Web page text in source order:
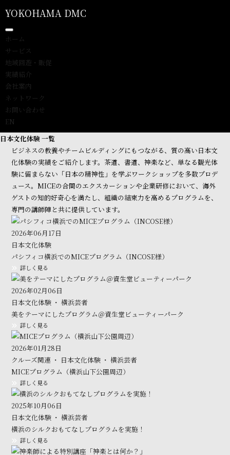
YOKOHAMA DMC
ホーム
サービス
地域回遊・販促
実績紹介
会社案内
ネットワーク
お問い合わせ
EN
日本文化体験 一覧
ビジネスの教養やチームビルディングにもつながる、質の高い日本文
化体験の実績をご紹介します。茶道、書道、神楽など、単なる観光体
験に留まらない「日本の精神性」を学ぶワークショップを多数プロデ
ュース。MICEの合間のエクスカーションや企業研修において、海外
ゲストの知的好奇心を満たし、組織の結束力を高めるプログラムを、
専門の講師陣と共に提供しています。
2026年06月17日
日本文化体験
パシフィコ横浜でのMICEプログラム（INCOSE様）
詳しく見る
2026年02月06日
日本文化体験 ・ 横浜芸者
美をテーマにしたプログラム＠資生堂ビューティーパーク
詳しく見る
2026年01月28日
クルーズ関連 ・ 日本文化体験 ・ 横浜芸者
MICEプログラム（横浜山下公園周辺）
詳しく見る
2025年10月06日
日本文化体験 ・ 横浜芸者
横浜のシルクおもてなしプログラムを実施！
詳しく見る